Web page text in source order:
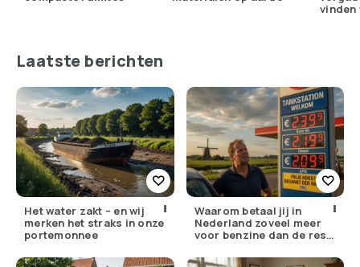
vinden
Laatste berichten
Het water zakt – en wij
merken het straks in onze
portemonnee
Waarom betaal jij in
Nederland zoveel meer
voor benzine dan de rest